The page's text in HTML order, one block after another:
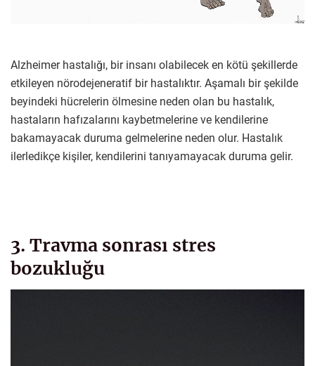
Alzheimer hastalığı, bir insanı olabilecek en kötü şekillerde
etkileyen nörodejeneratif bir hastalıktır. Aşamalı bir şekilde
beyindeki hücrelerin ölmesine neden olan bu hastalık,
hastaların hafızalarını kaybetmelerine ve kendilerine
bakamayacak duruma gelmelerine neden olur. Hastalık
ilerledikçe kişiler, kendilerini tanıyamayacak duruma gelir.
3. Travma sonrası stres
bozukluğu